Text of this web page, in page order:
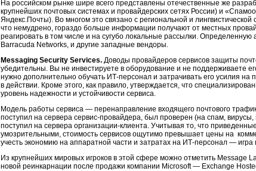
На российском рынке шире всего представлены отечественные же
крупнейших почтовых системах и провайдерских сетях России) и
Яндекс.Почты). Во многом это связано с региональной и
что немудрено, гораздо больше информации получают от местных
реагировать в том числе и на сугубо локальные рассылки.
Barracuda Networks, и другие западные вендоры.
Messaging Security Services. Доводы провайдеров сервисов защиты
убедительны. Вы не инвестируете в оборудование и не поддерживаете
нужно дополнительно обучать ИТ-персонал и затрачивать его усилия
в действии. Кроме этого, как правило, утверждается, что
уровень надежности и устойчивости сервиса.
Модель работы сервиса — перенаправление входящего почтового
поступил на сервера сервис-провайдера, был проверен (на спам,
поступил на сервера организации-клиента. Учитывая то, что
умозрительными, стоимость сервисов ощутимо превышает цены на
учесть экономию на аппаратной части и затратах на ИТ-персонал — игра
Из крупнейших мировых игроков в этой сфере можно отметить Message
новой реинкарнации после продажи компании Microsoft — Exchange